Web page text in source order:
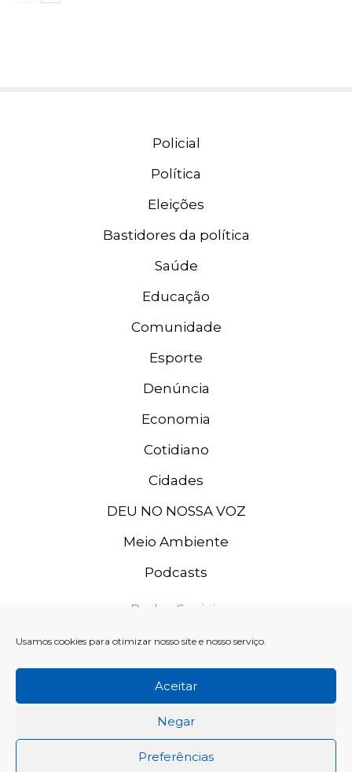
Usamos cookies para otimizar nosso site e nosso serviço.
Aceitar
Negar
Preferências
Policial
Política
Eleições
Bastidores da política
Saúde
Educação
Comunidade
Esporte
Denúncia
Economia
Cotidiano
Cidades
DEU NO NOSSA VOZ
Meio Ambiente
Podcasts
Redes Sociais